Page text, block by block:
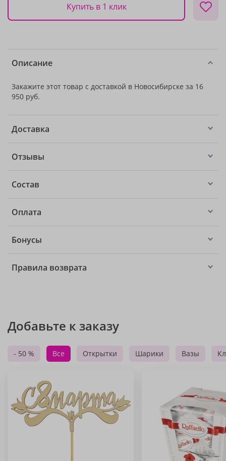
Купить в 1 клик
Описание
Закажите этот товар с доставкой в Новосибирске за 16
950 руб.
Доставка
Отзывы
Состав
Оплата
Бонусы
Правила возврата
Добавьте к заказу
- 50 % Все Открытки Шарики Вазы